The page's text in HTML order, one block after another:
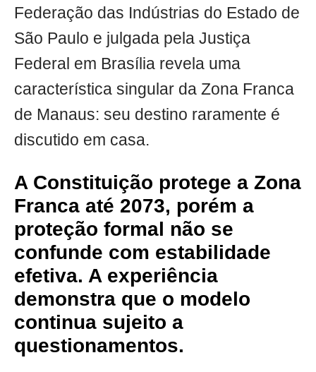
Federação das Indústrias do Estado de
São Paulo e julgada pela Justiça
Federal em Brasília revela uma
característica singular da Zona Franca
de Manaus: seu destino raramente é
discutido em casa.
A Constituição protege a Zona
Franca até 2073, porém a
proteção formal não se
confunde com estabilidade
efetiva. A experiência
demonstra que o modelo
continua sujeito a
questionamentos.